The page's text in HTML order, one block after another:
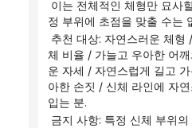
정 부위에 초점을 맞출 수는
체 비율 / 가늘고 우아한 어
운 자세 / 자연스럽게 길고
아한 손짓 / 신체 라인에 자
입는 분.